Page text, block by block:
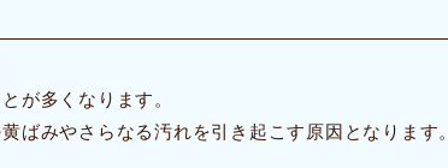
が多くなります。
ばみやさらなる汚れを引き起こす原因となります。